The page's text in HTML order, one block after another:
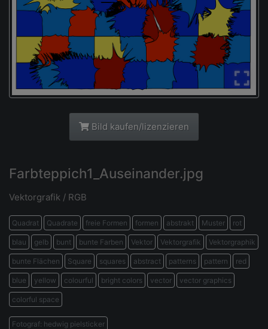
Bild kaufen/lizenzieren
Farbteppich1_Auseinander.jpg
Vektorgrafik / RGB
Quadrat Quadrate freie Formen formen abstrakt Muster rot
blau gelb bunt bunte Farben Vektor Vektorgrafik Vektorgraphik
bunte Flächen Square squares abstract patterns pattern red
blue yellow colourful bright colors vector vector graphics
colorful space
Fotograf: hedwig pielsticker